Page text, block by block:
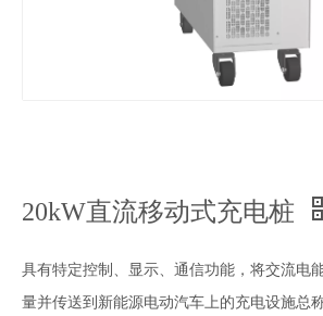
20kW直流移动式充电桩
具有特定控制、显示、通信功能，将交流电
量并传送到新能源电动汽车上的充电设施总称